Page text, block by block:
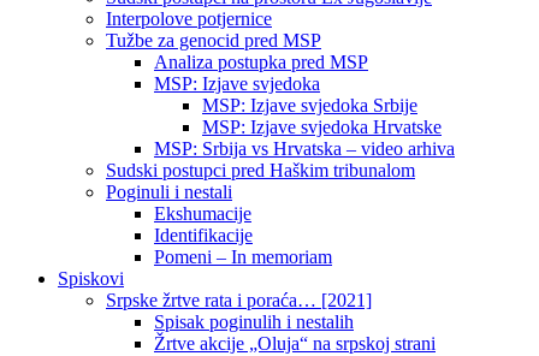
Interpolove potjernice
Tužbe za genocid pred MSP
Analiza postupka pred MSP
MSP: Izjave svjedoka
MSP: Izjave svjedoka Srbije
MSP: Izjave svjedoka Hrvatske
MSP: Srbija vs Hrvatska – video arhiva
Sudski postupci pred Haškim tribunalom
Poginuli i nestali
Ekshumacije
Identifikacije
Pomeni – In memoriam
Spiskovi
Srpske žrtve rata i poraća… [2021]
Spisak poginulih i nestalih
Žrtve akcije „Oluja“ na srpskoj strani